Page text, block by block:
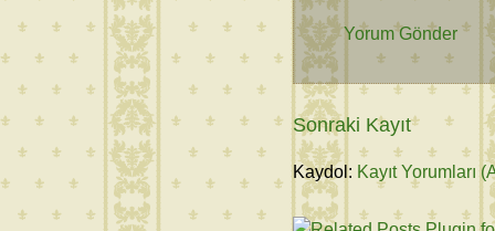
Yorum Gönder
Sonraki Kayıt
Kaydol: Kayıt Yorumları